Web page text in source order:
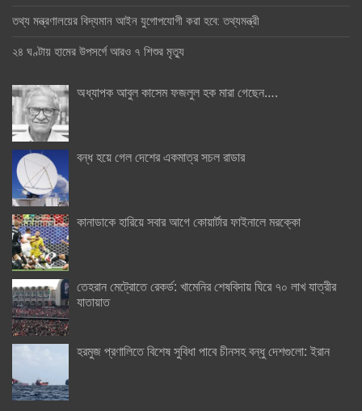
তথ্য মন্ত্রণালয়ের বিদ্যমান আইন যুগোপযোগী করা হবে: তথ্যমন্ত্রী
২৪ ঘণ্টায় হামের উপসর্গে আরও ৭ শিশুর মৃত্যু
অধ্যাপক আবুল কাসেম ফজলুল হক মারা গেছেন….
বন্ধ হয়ে গেল দেশের একমাত্র সচল রাডার
কানাডাকে হারিয়ে সবার আগে কোয়ার্টার ফাইনালে মরক্কো
তেহরান মেট্রোতে রেকর্ড: খামেনির শেষবিদায় ঘিরে ৭০ লাখ যাত্রীর
যাতায়াত
হরমুজ প্রণালিতে বিশেষ সুবিধা পাবে চীনসহ বন্ধু দেশগুলো: ইরান